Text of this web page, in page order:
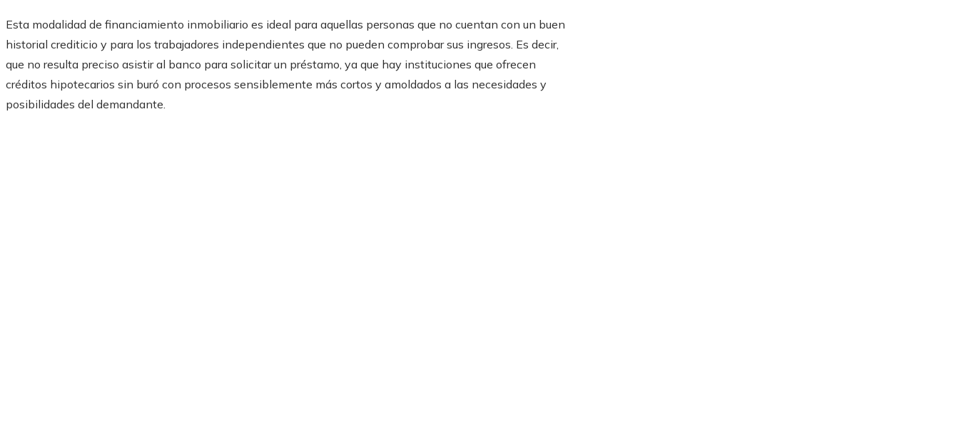
Esta modalidad de financiamiento inmobiliario es ideal para aquellas personas que no cuentan con un buen
historial crediticio y para los trabajadores independientes que no pueden comprobar sus ingresos. Es decir,
que no resulta preciso asistir al banco para solicitar un préstamo, ya que hay instituciones que ofrecen
créditos hipotecarios sin buró con procesos sensiblemente más cortos y amoldados a las necesidades y
posibilidades del demandante.